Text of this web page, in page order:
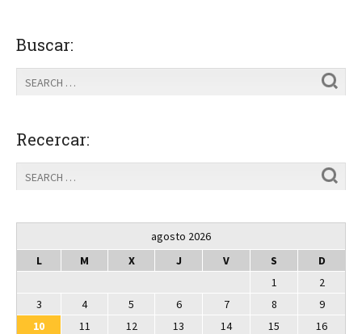
Buscar:
Recercar:
agosto 2026
L
M X J V S
D
1
2
3
4 5 6 7 8
9
10
11 12 13 14 15
16